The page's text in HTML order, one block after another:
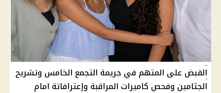
القبض على المتهم في جريمة التجمع الخامس وتشريح
الجثامين وفحص كاميرات المراقبة وإعترافاتة امام